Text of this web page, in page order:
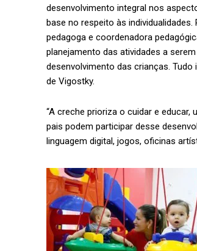
desenvolvimento integral nos
base no respeito às
pedagoga e coordenadora
planejamento das atividades a
desenvolvimento das crianças.
de Vigostky.
“A creche prioriza o cuidar e
pais podem participar desse
linguagem digital, jogos, oficinas